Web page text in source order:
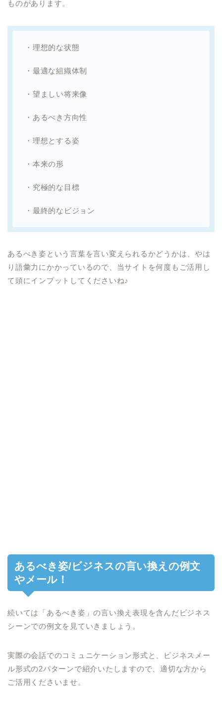
ものがあります。
・理想的な状態
・最適な組織体制
・望ましい将来像
・あるべき方向性
・理想とする姿
・本来の形
・究極的な目標
・最終的なビジョン
あるべき姿という言葉を言い変えられるかどうかは、やは
り語彙力にかかっているので、当サイトを何度もご活用し
て頭にインプットしてくださいね♪
あるべき姿/ビジネスの言い換えの例文
やメール！
続いては「あるべき姿」の言い換え表現を含んだビジネス
シーンでの例文を見ていきましょう。
実際の会話でのコミュニケーション形式と、ビジネスメー
ル形式の2パターンで紹介いたしますので、適切な方から
ご活用くださいませ。